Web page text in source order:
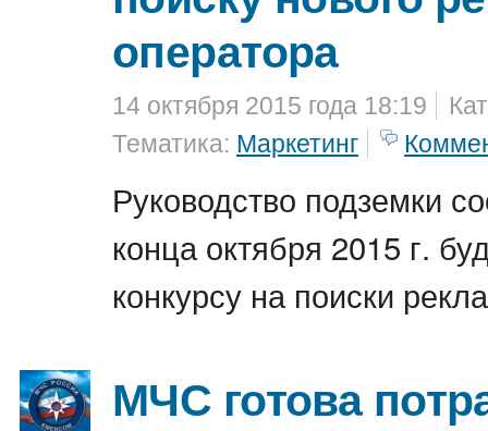
оператора
14 октября 2015 года 18:19
Тематика: Маркетинг
Руководство подземки
конца октября 2015 г.
конкурсу на поиски
МЧС готова